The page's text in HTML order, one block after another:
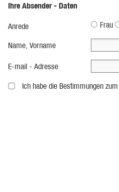
Ihre Absender - Daten
Anrede Frau
Name, Vorname
E-mail - Adresse
Ich habe die Bestimmungen zum